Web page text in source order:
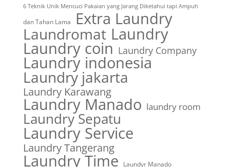
6 Teknik Unik Mencuci Pakaian yang Jarang Diketahui tapi Ampuh
dan Tahan Lama Extra Laundry
Laundromat Laundry
Laundry coin Laundry Company
Laundry indonesia
Laundry jakarta
Laundry Karawang
Laundry Manado laundry room
Laundry Sepatu
Laundry Service
Laundry Tangerang
Laundry Time Laundyr Manado